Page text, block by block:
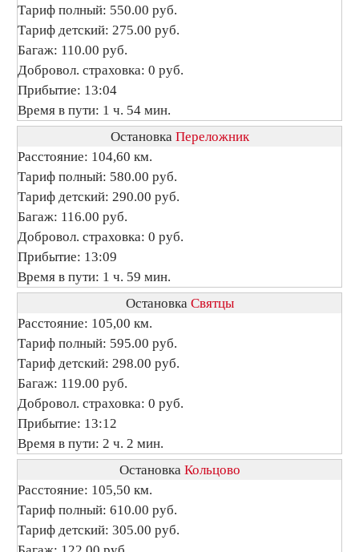
Тариф полный: 550.00 руб.
Тариф детский: 275.00 руб.
Багаж: 110.00 руб.
Добровол. страховка: 0 руб.
Прибытие: 13:04
Время в пути: 1 ч. 54 мин.
Остановка Переложник
Расстояние: 104,60 км.
Тариф полный: 580.00 руб.
Тариф детский: 290.00 руб.
Багаж: 116.00 руб.
Добровол. страховка: 0 руб.
Прибытие: 13:09
Время в пути: 1 ч. 59 мин.
Остановка Святцы
Расстояние: 105,00 км.
Тариф полный: 595.00 руб.
Тариф детский: 298.00 руб.
Багаж: 119.00 руб.
Добровол. страховка: 0 руб.
Прибытие: 13:12
Время в пути: 2 ч. 2 мин.
Остановка Кольцово
Расстояние: 105,50 км.
Тариф полный: 610.00 руб.
Тариф детский: 305.00 руб.